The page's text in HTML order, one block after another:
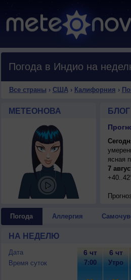
Погода в Индио на
Все страны › США› Калифорния ›
МЕТЕОНОВА
ясная
7
Погода Аллергия
НА НЕДЕЛЮ
Дата
Время суток
6 чт
7:00
6 чт
Утро